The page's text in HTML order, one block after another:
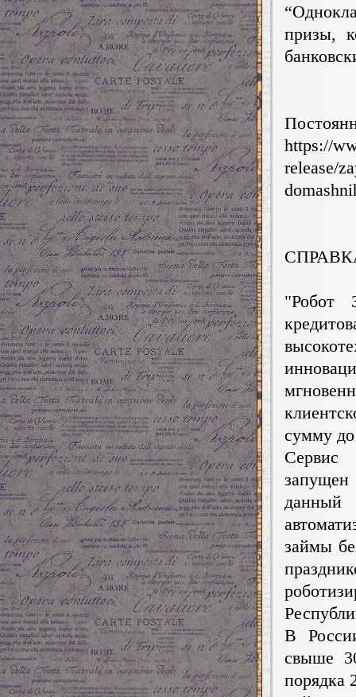
призы,
https://
release/
"Робот
сумму
Сервис
займы
В
свыше
порядка